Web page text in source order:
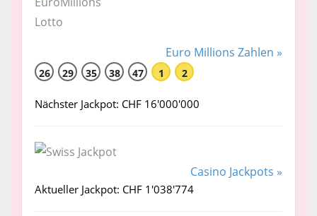
Euro Millions Zahlen »
26 29 35 38 47 1 2
Nächster Jackpot: CHF 16'000'000
Casino Jackpots »
Aktueller Jackpot: CHF 1'038'774